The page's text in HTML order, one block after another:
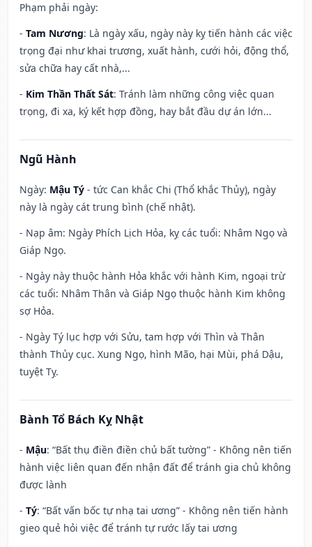
Phạm phải ngày:
- Tam Nương: Là ngày xấu, ngày này kỵ tiến hành các việc
trọng đại như khai trương, xuất hành, cưới hỏi, động thổ,
sửa chữa hay cất nhà,...
- Kim Thần Thất Sát: Tránh làm những công việc quan
trọng, đi xa, ký kết hợp đồng, hay bắt đầu dự án lớn...
Ngũ Hành
Ngày: Mậu Tý - tức Can khắc Chi (Thổ khắc Thủy), ngày
này là ngày cát trung bình (chế nhật).
- Nạp âm: Ngày Phích Lịch Hỏa, kỵ các tuổi: Nhâm Ngọ và
Giáp Ngọ.
- Ngày này thuộc hành Hỏa khắc với hành Kim, ngoại trừ
các tuổi: Nhâm Thân và Giáp Ngọ thuộc hành Kim không
sợ Hỏa.
- Ngày Tý lục hợp với Sửu, tam hợp với Thìn và Thân
thành Thủy cục. Xung Ngọ, hình Mão, hại Mùi, phá Dậu,
tuyệt Tỵ.
Bành Tổ Bách Kỵ Nhật
- Mậu: “Bất thụ điền điền chủ bất tường” - Không nên tiến
hành việc liên quan đến nhận đất để tránh gia chủ không
được lành
- Tý: “Bất vấn bốc tự nhạ tai ương” - Không nên tiến hành
gieo quẻ hỏi việc để tránh tự rước lấy tai ương